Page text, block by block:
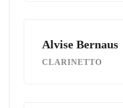
Alvise Bernaus
CLARINETTO